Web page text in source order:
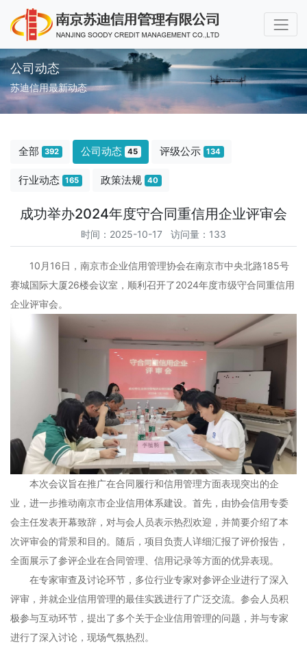
公司动态
苏迪信用最新动态
全部 392 公司动态 45 评级公示 134
行业动态 165 政策法规 40
成功举办2024年度守合同重信用企业评审会
时间：2025-10-17 访问量：133
10月16日，南京市企业信用管理协会在南京市中央北路185号
赛城国际大厦26楼会议室，顺利召开了2024年度市级守合同重信用
企业评审会。
本次会议旨在推广在合同履行和信用管理方面表现突出的企
业，进一步推动南京市企业信用体系建设。首先，由协会信用专委
会主任发表开幕致辞，对与会人员表示热烈欢迎，并简要介绍了本
次评审会的背景和目的。随后，项目负责人详细汇报了评价报告，
全面展示了参评企业在合同管理、信用记录等方面的优异表现。
在专家审查及讨论环节，多位行业专家对参评企业进行了深入
评审，并就企业信用管理的最佳实践进行了广泛交流。参会人员积
极参与互动环节，提出了多个关于企业信用管理的问题，并与专家
进行了深入讨论，现场气氛热烈。